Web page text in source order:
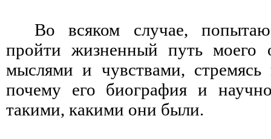
Во всяком случае,
пройти жизненный путь моего
мыслями и чувствами, стремясь
почему его биография и
такими, какими они были.